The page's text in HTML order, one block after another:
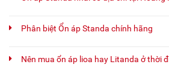
Phân biệt Ổn áp Standa chính hãng
Nên mua ổn áp lioa hay Litanda ở thời